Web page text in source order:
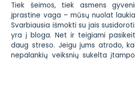
Tiek šeimos, tiek asmens
įprastine vaga – mūsų nuolat
Svarbiausia išmokti su jais
yra į bloga. Net ir teigiami
daug streso. Jeigu jums atrodo,
nepalankių veiksnių sukelta